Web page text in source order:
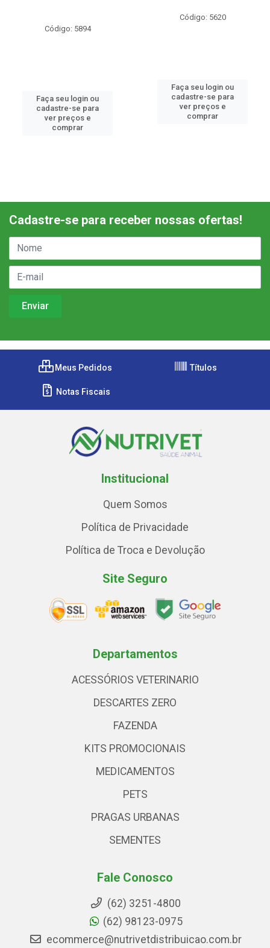
Código: 5894
Faça seu login ou
cadastre-se para
ver preços e
comprar
Código: 5620
Faça seu login ou
cadastre-se para
ver preços e
comprar
Cadastre-se para receber nossas ofertas!
Meus Pedidos Títulos
Notas Fiscais
Institucional
Quem Somos
Política de Privacidade
Política de Troca e Devolução
Site Seguro
Departamentos
ACESSÓRIOS VETERINARIO
DESCARTES ZERO
FAZENDA
KITS PROMOCIONAIS
MEDICAMENTOS
PETS
PRAGAS URBANAS
SEMENTES
Fale Conosco
(62) 3251-4800
(62) 98123-0975
ecommerce@nutrivetdistribuicao.com.br